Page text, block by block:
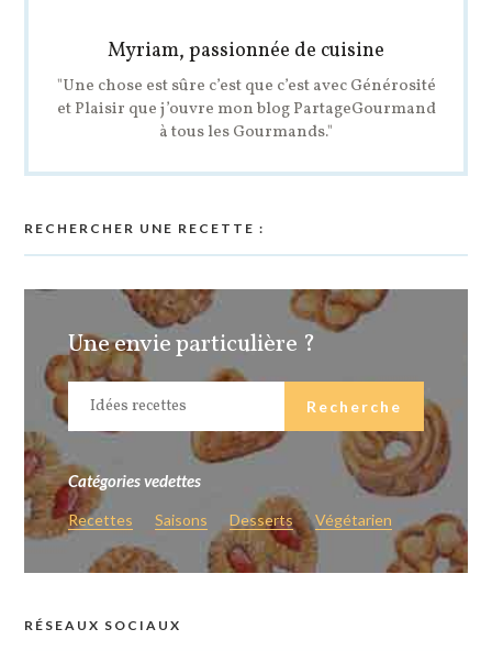
Myriam, passionnée de cuisine
"Une chose est sûre c’est que c’est avec Générosité
et Plaisir que j’ouvre mon blog PartageGourmand
à tous les Gourmands."
RECHERCHER UNE RECETTE :
Une envie particulière ?
Catégories vedettes
Recettes Saisons Desserts Végétarien
RÉSEAUX SOCIAUX